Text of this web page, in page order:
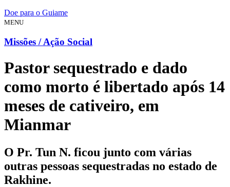
Doe para o Guiame
MENU
Missões / Ação Social
Pastor sequestrado e dado
como morto é libertado após 14
meses de cativeiro, em
Mianmar
O Pr. Tun N. ficou junto com várias
outras pessoas sequestradas no estado de
Rakhine.